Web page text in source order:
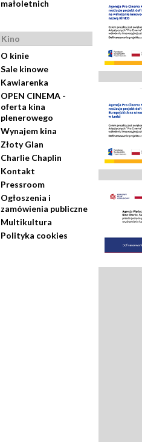
małoletnich
Kino
O kinie
Sale kinowe
Kawiarenka
OPEN CINEMA -
oferta kina
plenerowego
Wynajem kina
Złoty Glan
Charlie Chaplin
Kontakt
Pressroom
Ogłoszenia i
zamówienia publiczne
Multikultura
Polityka cookies